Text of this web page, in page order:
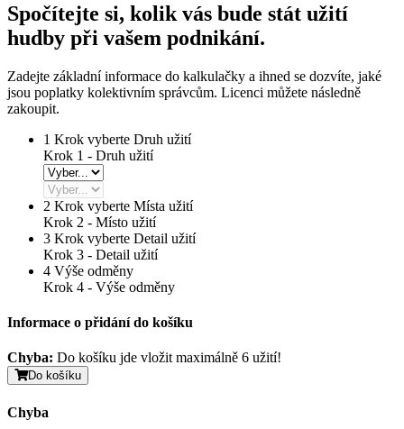
Spočítejte si, kolik vás bude stát užití
hudby při vašem podnikání.
Zadejte základní informace do kalkulačky a ihned se dozvíte, jaké
jsou poplatky kolektivním správcům. Licenci můžete následně
zakoupit.
1 Krok vyberte Druh užití
Krok 1 - Druh užití
2 Krok vyberte Místa užití
Krok 2 - Místo užití
3 Krok vyberte Detail užití
Krok 3 - Detail užití
4 Výše odměny
Krok 4 - Výše odměny
Informace o přidání do košíku
Chyba: Do košíku jde vložit maximálně 6 užití!
Do košíku
Chyba